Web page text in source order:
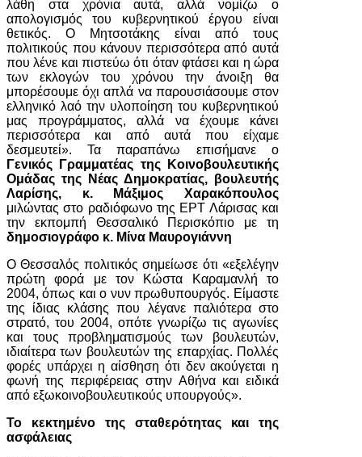
λάθη στα χρόνια αυτά, αλλά νομίζω ο
απολογισμός του κυβερνητικού έργου είναι
θετικός. Ο Μητσοτάκης είναι από τους
πολιτικούς που κάνουν περισσότερα από αυτά
που λένε και πιστεύω ότι όταν φτάσει και η ώρα
των εκλογών του χρόνου την άνοιξη θα
μπορέσουμε όχι απλά να παρουσιάσουμε στον
ελληνικό λαό την υλοποίηση του κυβερνητικού
μας προγράμματος, αλλά να έχουμε κάνει
περισσότερα και από αυτά που είχαμε
δεσμευτεί». Τα παραπάνω επισήμανε ο
Γενικός Γραμματέας της Κοινοβουλευτικής
Ομάδας της Νέας Δημοκρατίας, βουλευτής
Λαρίσης, κ. Μάξιμος Χαρακόπουλος
μιλώντας στο ραδιόφωνο της ΕΡΤ Λάρισας και
την εκπομπή Θεσσαλικό Περισκόπιο με τη
δημοσιογράφο κ. Μίνα Μαυρογιάννη
Ο Θεσσαλός πολιτικός σημείωσε ότι «εξελέγην
πρώτη φορά με τον Κώστα Καραμανλή το
2004, όπως και ο νυν πρωθυπουργός. Είμαστε
της ίδιας κλάσης που λέγανε παλιότερα στο
στρατό, του 2004, οπότε γνωρίζω τις αγωνίες
και τους προβληματισμούς των βουλευτών,
ιδιαίτερα των βουλευτών της επαρχίας. Πολλές
φορές υπάρχει η αίσθηση ότι δεν ακούγεται η
φωνή της περιφέρειας στην Αθήνα και ειδικά
από εξωκοινοβουλευτικούς υπουργούς».
Το κεκτημένο της σταθερότητας και της
ασφάλειας